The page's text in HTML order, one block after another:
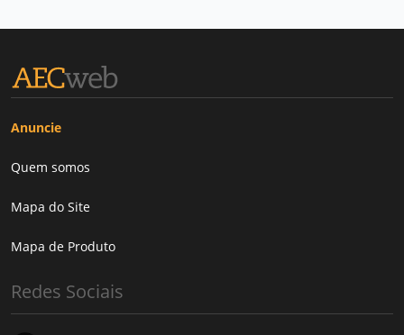
Anuncie
Quem somos
Mapa do Site
Mapa de Produto
Redes Sociais